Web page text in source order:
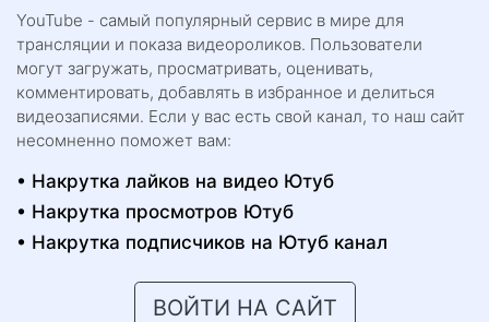
YouTube - самый популярный сервис в мире для
трансляции и показа видеороликов. Пользователи
могут загружать, просматривать, оценивать,
комментировать, добавлять в избранное и делиться
видеозаписями. Если у вас есть свой канал, то наш сайт
несомненно поможет вам:
Накрутка лайков на видео Ютуб
Накрутка просмотров Ютуб
Накрутка подписчиков на Ютуб канал
ВОЙТИ НА САЙТ